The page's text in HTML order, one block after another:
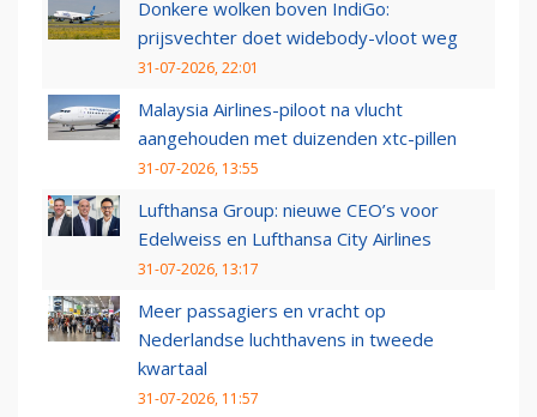
Donkere wolken boven IndiGo:
prijsvechter doet widebody-vloot weg
31-07-2026, 22:01
Malaysia Airlines-piloot na vlucht
aangehouden met duizenden xtc-pillen
31-07-2026, 13:55
Lufthansa Group: nieuwe CEO’s voor
Edelweiss en Lufthansa City Airlines
31-07-2026, 13:17
Meer passagiers en vracht op
Nederlandse luchthavens in tweede
kwartaal
31-07-2026, 11:57